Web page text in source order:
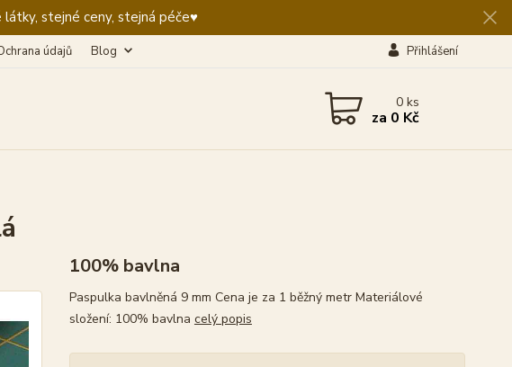
stejné ceny, stejná péče♥️
údajů Blog Přihlášení
0ks
za 0 Kč
100% bavlna
Paspulka bavlněná 9 mm Cena je za 1 běžný metr Materiálové
složení: 100% bavlna celý popis